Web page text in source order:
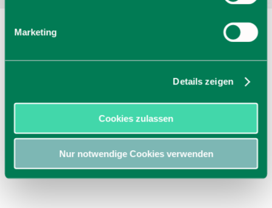
Marketing
Details zeigen
Cookies zulassen
Nur notwendige Cookies verwenden